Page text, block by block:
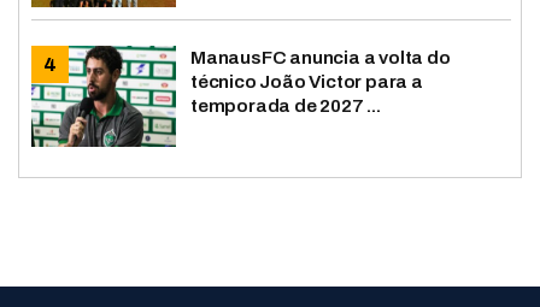
ManausFC anuncia a volta do
técnico João Victor para a
temporada de 2027 ...